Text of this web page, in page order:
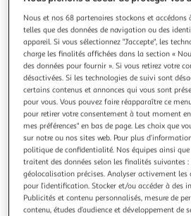
FIVE
Boîte à mouchoirs en bambou
Informations Techniques :
cm Matières : Polypropylène &
Dispose d'un couvercle Design
Couleur : Noir
En savoir +
Vendu par Paris Prix
Livr. ou retrait dès 3/4 jours
A partir de 7,99€
Plus d'options
Nous et nos 68 partenaires stockons et accédons
telles que des données de navigation ou des
appareil. Si vous sélectionnez "J'accepte", les
charge les finalités affichées dans la section «
des données pour fournir ». Si vous retirez votre
désactivées. Si les technologies de suivi sont
certains contenus et annonces qui vous sont
pour vous. Vous pouvez faire réapparaître ce
pour retirer votre consentement à tout moment
mes préférences" en bas de page. Les choix que
sur notre ou nos sites web. Pour plus
politique de confidentialité. Nos équipes ainsi
traitent des données selon les finalités suivantes
géolocalisation précises. Analyser activement les
pour l’identification. Stocker et/ou accéder à des
Publicités et contenu personnalisés, mesure de
contenu, études d’audience et développement de